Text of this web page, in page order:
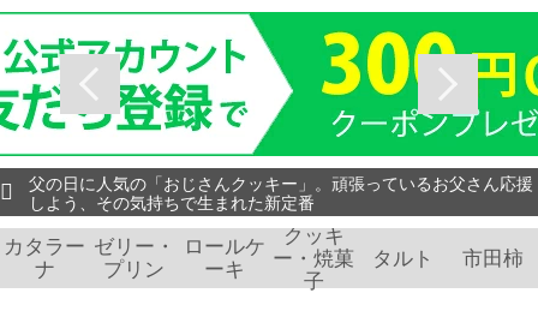
父の日に人気の「おじさんクッキー」。頑張っているお父さん応援
しよう、その気持ちで生まれた新定番
カタラー
ナ
ゼリー・
プリン
ロールケ
ーキ
クッキ
ー・焼菓
子
タルト 市田柿